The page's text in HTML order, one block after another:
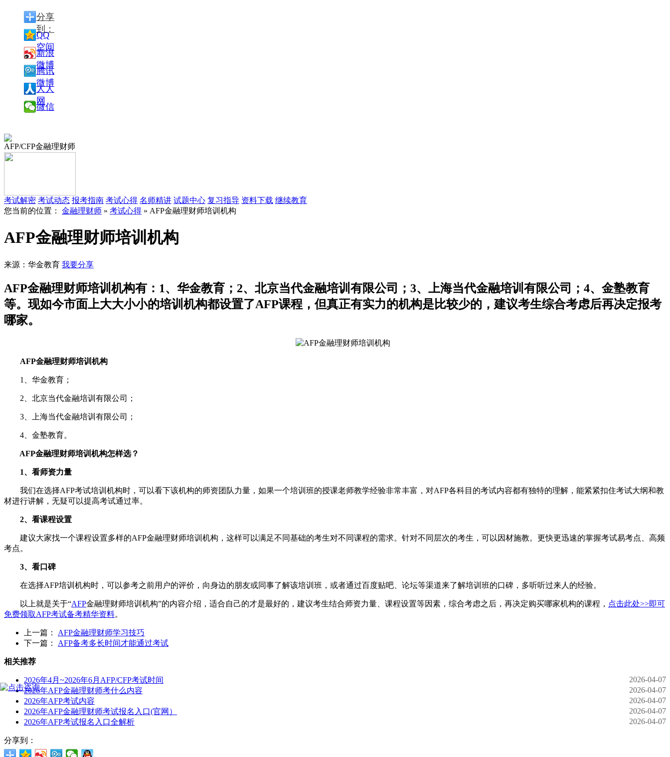
分享
到：
QQ
空间
新浪
微博
腾讯
微博
人人
网
微信
AFP/CFP金融理财师
考试解密 考试动态 报考指南 考试心得 名师精讲 试题中心 复习指导 资料下载 继续教育
您当前的位置： 金融理财师 » 考试心得 » AFP金融理财师培训机构
AFP金融理财师培训机构
来源：华金教育 我要分享
AFP金融理财师培训机构有：1、华金教育；2、北京当代金融培训有限公司；3、上海当代金融培训有限公司；4、金塾教育
等。现如今市面上大大小小的培训机构都设置了AFP课程，但真正有实力的机构是比较少的，建议考生综合考虑后再决定报考
哪家。
AFP金融理财师培训机构
1、华金教育；
2、北京当代金融培训有限公司；
3、上海当代金融培训有限公司；
4、金塾教育。
AFP金融理财师培训机构怎样选？
1、看师资力量
我们在选择AFP考试培训机构时，可以看下该机构的师资团队力量，如果一个培训班的授课老师教学经验非常丰富，对AFP各科目的考试内容都有独特的理解，能紧紧扣住考试大纲和教
材进行讲解，无疑可以提高考试通过率。
2、看课程设置
建议大家找一个课程设置多样的AFP金融理财师培训机构，这样可以满足不同基础的考生对不同课程的需求。针对不同层次的考生，可以因材施教。更快更迅速的掌握考试易考点、高频
考点。
3、看口碑
在选择AFP培训机构时，可以参考之前用户的评价，向身边的朋友或同事了解该培训班，或者通过百度贴吧、论坛等渠道来了解培训班的口碑，多听听过来人的经验。
以上就是关于“AFP金融理财师培训机构”的内容介绍，适合自己的才是最好的，建议考生结合师资力量、课程设置等因素，综合考虑之后，再决定购买哪家机构的课程， 点击此处>>即可
免费领取AFP考试备考精华资料。
上一篇：
AFP金融理财师学习技巧
下一篇：
AFP备考多长时间才能通过考试
相关推荐
2026年4月~2026年6月AFP/CFP考试时间
2026-04-07
2026年AFP金融理财师考什么内容
2026-04-07
2026年AFP考试内容
2026-04-07
2026年AFP金融理财师考试报名入口(官网）
2026-04-07
2026年AFP考试报名入口全解析
2026-04-07
分享到：